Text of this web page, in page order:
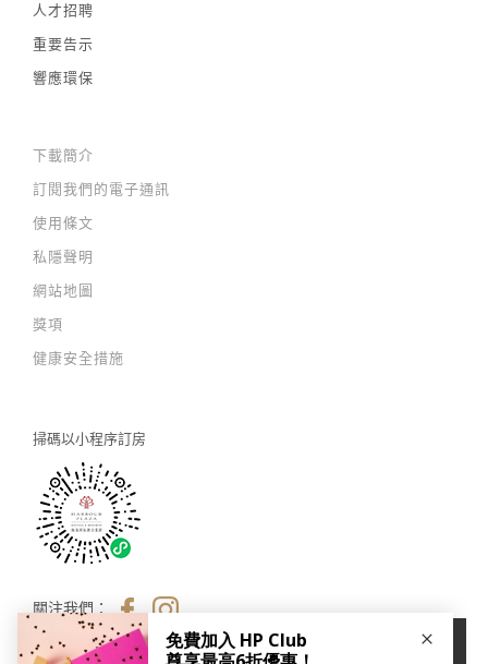
人才招聘
重要告示
響應環保
下載簡介
訂閱我們的電子通訊
使用條文
私隱聲明
網站地圖
獎項
健康安全措施
掃碼以小程序訂房
關注我們：
×